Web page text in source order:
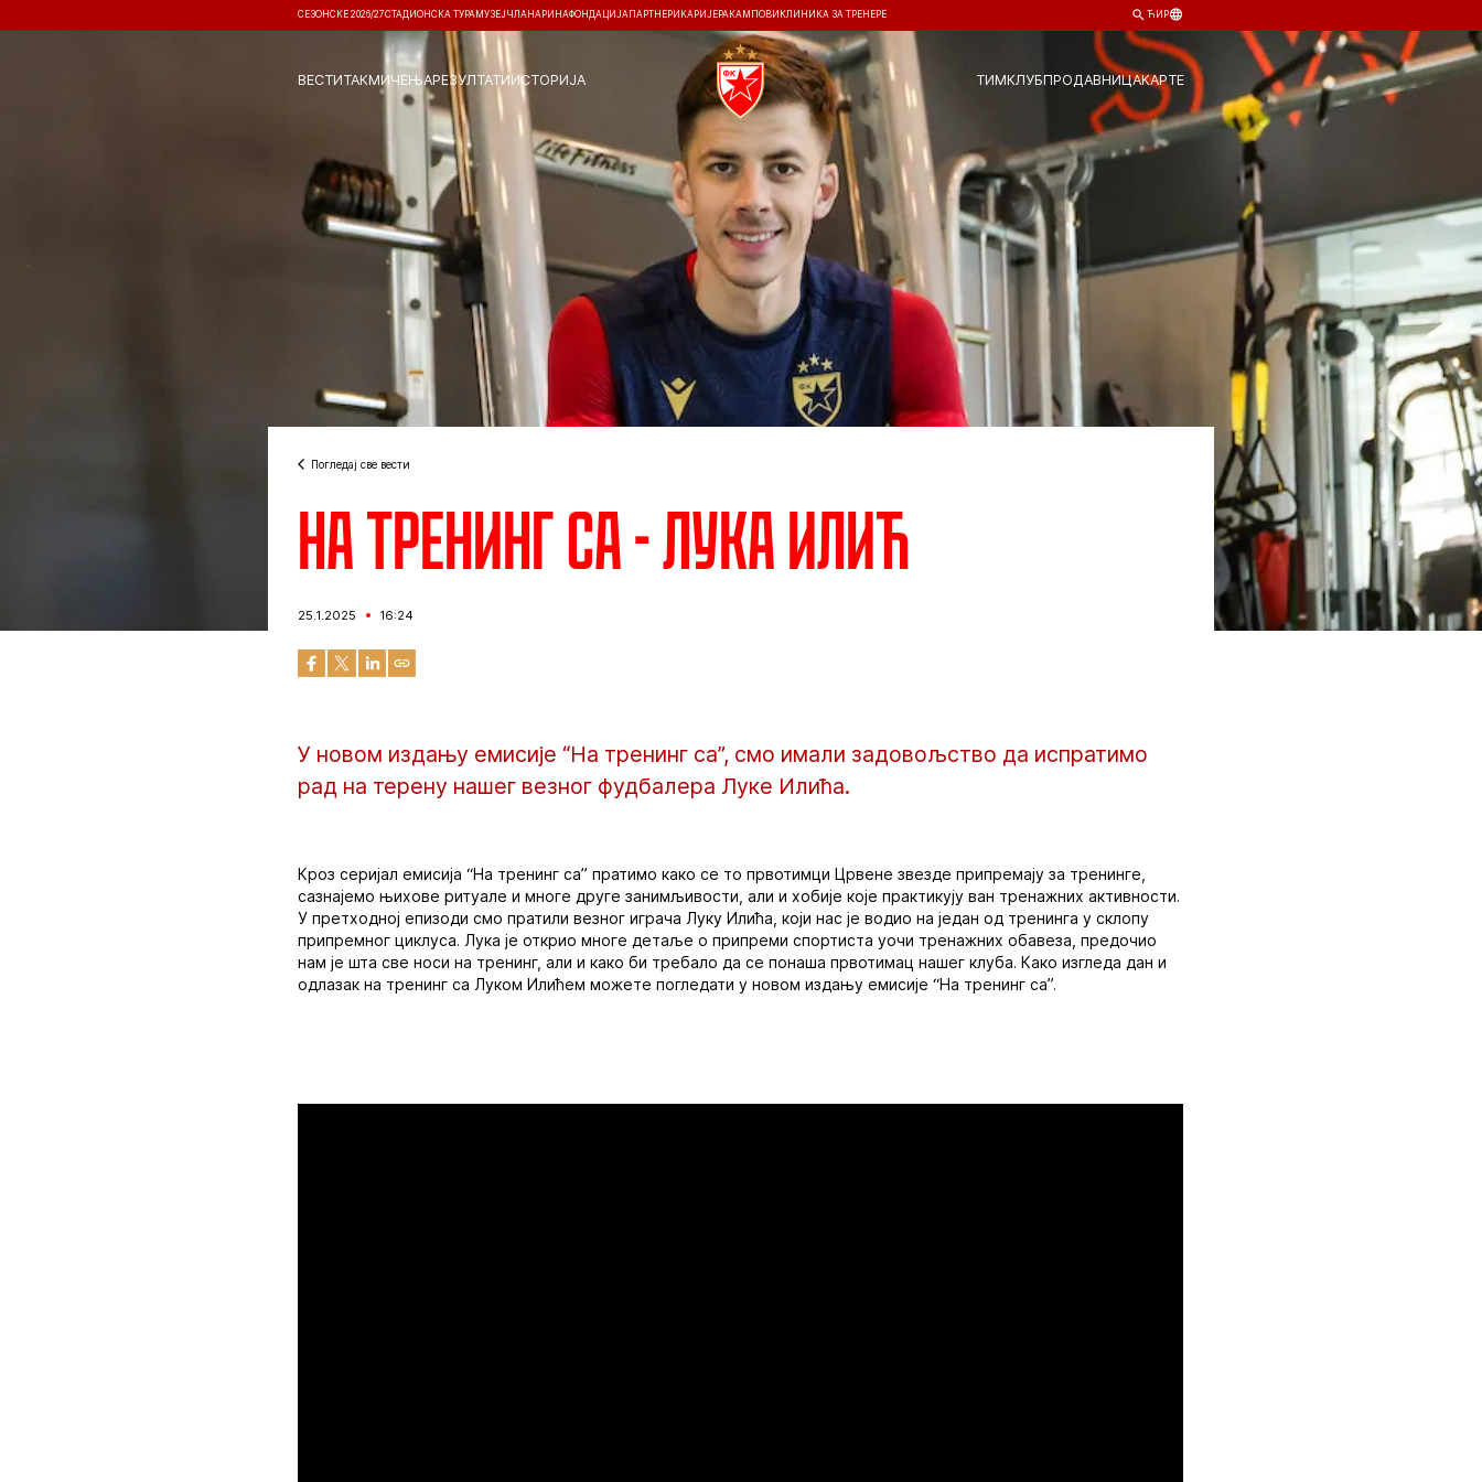
СЕЗОНСКЕ 2026/27СТАДИОНСКА ТУРА МУЗЕЈ ЧЛАНАРИНАФОНДАЦИЈА ПАРТНЕРИ КАРИЈЕРА КАМПОВИ КЛИНИКА ЗА ТРЕНЕРЕ ЋИР
ВЕСТИТАКМИЧЕЊАРЕЗУЛТАТИИСТОРИЈА ТИМКЛУБПРОДАВНИЦАКАРТЕ
Погледај све вести
На тренинг са - Лука Илић
25.1.2025 16:24
У новом издању емисије “На тренинг са”, смо имали задовољство да испратимо
рад на терену нашег везног фудбалера Луке Илића.
Кроз серијал емисија “На тренинг са” пратимо како се то првотимци Црвене звезде припремају за тренинге,
сазнајемо њихове ритуале и многе друге занимљивости, али и хобије које практикују ван тренажних активности.
У претходној епизоди смо пратили везног играча Луку Илића, који нас је водио на један од тренинга у склопу
припремног циклуса. Лука је открио многе детаље о припреми спортиста уочи тренажних обавеза, предочио
нам је шта све носи на тренинг, али и како би требало да се понаша првотимац нашег клуба. Како изгледа дан и
одлазак на тренинг са Луком Илићем можете погледати у новом издању емисије “На тренинг са”.